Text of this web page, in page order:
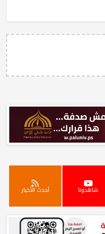
شاهدونا أحدث الأخبار